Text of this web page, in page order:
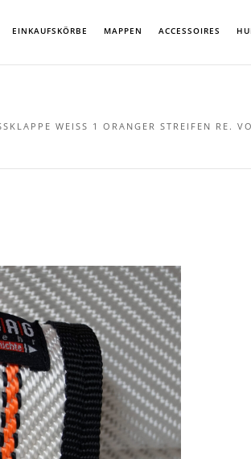
EINKAUFSKÖRBE MAPPEN ACCESSOIRES
WEISS 1 ORANGER STREIFEN RE.